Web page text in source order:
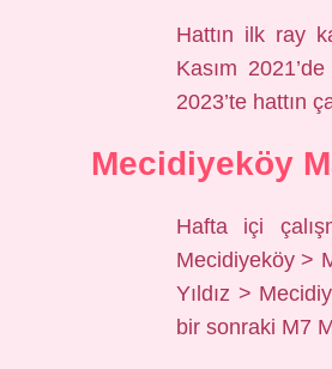
Hattın ilk ray
Kasım
2023’te hattın
Mecidiyeköy
Hafta içi
Mecidiyeköy >
Yıldız >
bir sonraki M7